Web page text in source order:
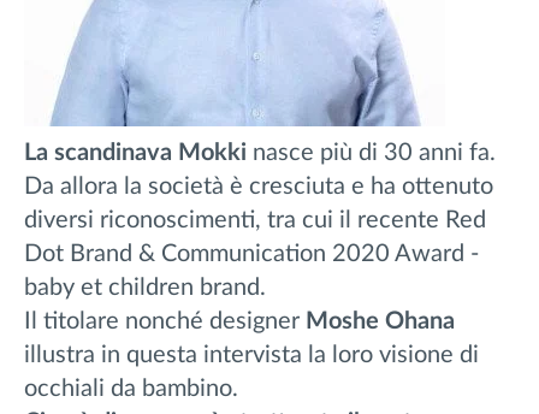
La scandinava Mokki nasce più di 30 anni fa.
Da allora la società è cresciuta e ha ottenuto
diversi riconoscimenti, tra cui il recente Red
Dot Brand & Communication 2020 Award -
baby et children brand.
Il titolare nonché designer Moshe Ohana
illustra in questa intervista la loro visione di
occhiali da bambino.